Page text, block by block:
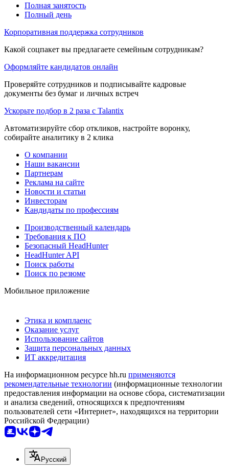
Полная занятость
Полный день
Корпоративная поддержка сотрудников
Какой соцпакет вы предлагаете семейным сотрудникам?
Оформляйте кандидатов онлайн
Проверяйте сотрудников и подписывайте кадровые
документы без бумаг и личных встреч
Ускорьте подбор в 2 раза с Talantix
Автоматизируйте сбор откликов, настройте воронку,
собирайте аналитику в 2 клика
О компании
Наши вакансии
Партнерам
Реклама на сайте
Новости и статьи
Инвесторам
Кандидаты по профессиям
Производственный календарь
Требования к ПО
Безопасный HeadHunter
HeadHunter API
Поиск работы
Поиск по резюме
Мобильное приложение
Этика и комплаенс
Оказание услуг
Использование сайтов
Защита персональных данных
ИТ аккредитация
На информационном ресурсе hh.ru применяются
рекомендательные технологии (информационные технологии
предоставления информации на основе сбора, систематизации
и анализа сведений, относящихся к предпочтениям
пользователей сети «Интернет», находящихся на территории
Российской Федерации)
Русский